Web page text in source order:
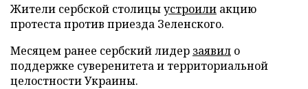
Жители сербской столицыустроили акцию
протеста против приезда Зеленского.
Месяцем ранее сербский лидер заявил о
поддержке суверенитета и территориальной
целостности Украины.